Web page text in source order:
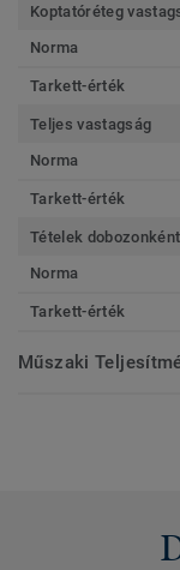
Koptatóréteg
Norma
Tarkett-érték
Teljes vastagság
Norma
Tarkett-érték
Tételek dobozonként
Norma
Tarkett-érték
Műszaki